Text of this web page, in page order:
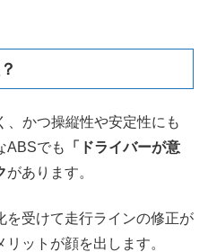
、かつ操縦性や安定性にも
ABSでも
「ドライバーが意
があります。
を受けて走行ラインの修正が
ットが顔を出します。